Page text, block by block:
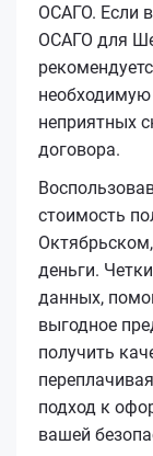
ОСАГО. Если
ОСАГО для
неприятных
договора.
стоимость
деньги.
данных,
выгодное
получить
подход к
вашей